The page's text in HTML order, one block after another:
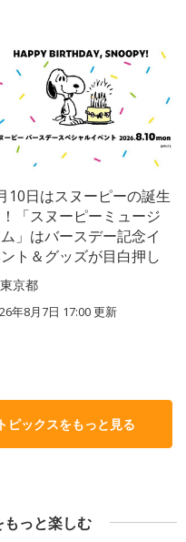
10日はスヌーピーの誕生
「スヌーピーミュージ
」はバースデー記念イ
ト＆グッズが目白押し
東京都
年8月7日 17:00更新
ピックスをもっと見る
っと楽しむ